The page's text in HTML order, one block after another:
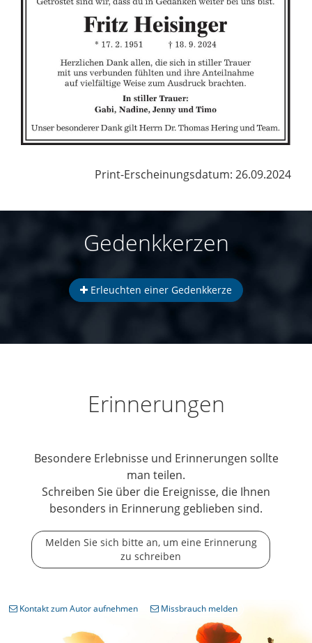
Print-Erscheinungsdatum: 26.09.2024
Gedenkkerzen
Erleuchten einer Gedenkkerze
Erinnerungen
Besondere Erlebnisse und Erinnerungen sollte
man teilen.
Schreiben Sie über die Ereignisse, die Ihnen
besonders in Erinnerung geblieben sind.
Melden Sie sich bitte an, um eine Erinnerung
zu schreiben
Kontakt zum Autor aufnehmen Missbrauch melden